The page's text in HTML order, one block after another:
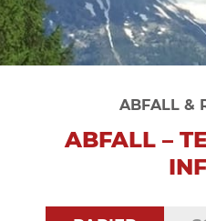
ABFALL &
ABFALL –